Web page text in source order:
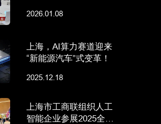
2026.01.08
上海，AI算力赛道迎来
“新能源汽车”式变革！
2025.12.18
上海市工商联组织人工
智能企业参展2025全球